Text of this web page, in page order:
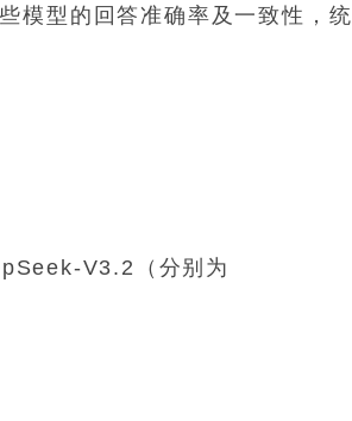
模型的回答准确率及一致性，统
V3.2（分别为